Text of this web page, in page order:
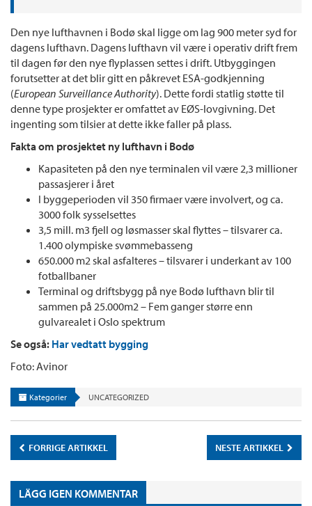
Den nye lufthavnen i Bodø skal ligge om lag 900 meter syd for
dagens lufthavn. Dagens lufthavn vil være i operativ drift frem
til dagen før den nye flyplassen settes i drift. Utbyggingen
forutsetter at det blir gitt en påkrevet ESA-godkjenning
(European Surveillance Authority). Dette fordi statlig støtte til
denne type prosjekter er omfattet av EØS-lovgivning. Det
ingenting som tilsier at dette ikke faller på plass.
Fakta om prosjektet ny lufthavn i Bodø
Kapasiteten på den nye terminalen vil være 2,3 millioner
passasjerer i året
I byggeperioden vil 350 firmaer være involvert, og ca.
3000 folk sysselsettes
3,5 mill. m3 fjell og løsmasser skal flyttes – tilsvarer ca.
1.400 olympiske svømmebasseng
650.000 m2 skal asfalteres – tilsvarer i underkant av 100
fotballbaner
Terminal og driftsbygg på nye Bodø lufthavn blir til
sammen på 25.000m2 – Fem ganger større enn
gulvarealet i Oslo spektrum
Se også: Har vedtatt bygging
Foto: Avinor
Kategorier UNCATEGORIZED
FORRIGE ARTIKKEL NESTE ARTIKKEL
LÄGG IGEN KOMMENTAR